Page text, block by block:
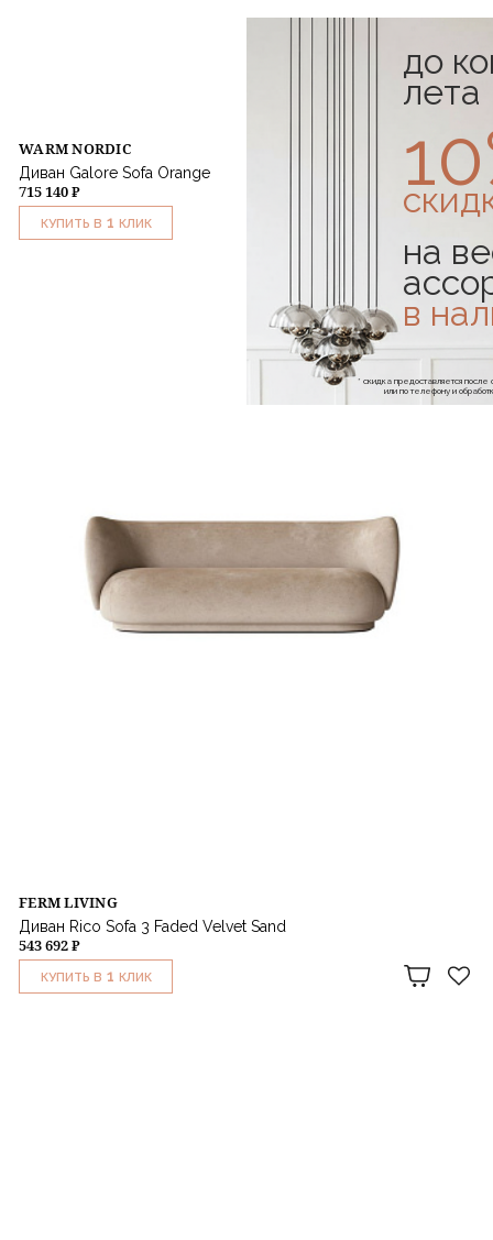
WARM NORDIC
Диван Galore Sofa Orange
715 140 ₽
КУПИТЬ В 1 КЛИК
FERM LIVING
Диван Rico Sofa 3 Faded Velvet Sand
543 692 ₽
КУПИТЬ В 1 КЛИК
до
лета
на
в
* скидка предоставляется
или по телефону и